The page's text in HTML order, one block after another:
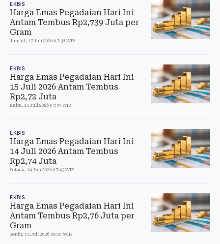
EKBIS
Harga Emas Pegadaian Hari Ini
Antam Tembus Rp2,739 Juta per
Gram
Jum'at, 17 Juli 2026 07:39 WIB
EKBIS
Harga Emas Pegadaian Hari Ini
15 Juli 2026 Antam Tembus
Rp2,72 Juta
Rabu, 15 Juli 2026 07:37 WIB
EKBIS
Harga Emas Pegadaian Hari Ini
14 Juli 2026 Antam Tembus
Rp2,74 Juta
Selasa, 14 Juli 2026 07:43 WIB
EKBIS
Harga Emas Pegadaian Hari Ini
Antam Tembus Rp2,76 Juta per
Gram
Senin, 13 Juli 2026 08:10 WIB